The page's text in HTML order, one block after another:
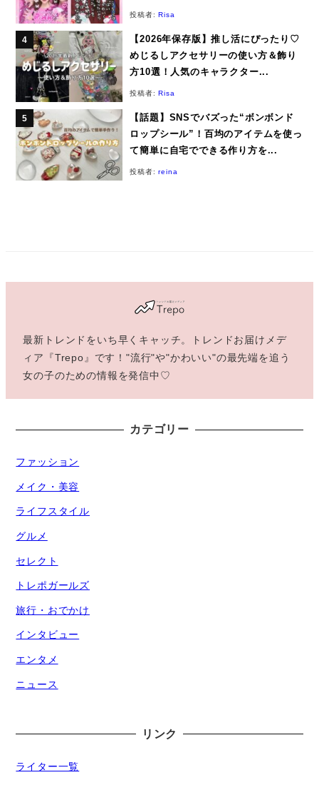
投稿者:Risa
【2026年保存版】推し活にぴったり♡
めじるしアクセサリーの使い方＆飾り
方10選！人気のキャラクター...
投稿者:Risa
【話題】SNSでバズった“ボンボンド
ロップシール”！百均のアイテムを使っ
て簡単に自宅でできる作り方を...
投稿者:reina
最新トレンドをいち早くキャッチ。トレンドお届けメデ
ィア『Trepo』です！"流行"や"かわいい"の最先端を追う
女の子のための情報を発信中♡
カテゴリー
ファッション
メイク・美容
ライフスタイル
グルメ
セレクト
トレポガールズ
旅行・おでかけ
インタビュー
エンタメ
ニュース
リンク
ライター一覧